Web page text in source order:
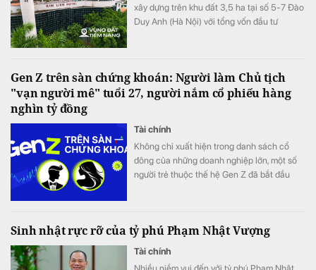
xây dựng trên khu đất 3,5 ha tại số 5-7 Đào
Duy Anh (Hà Nội) với tổng vốn đầu tư
án đề xuất.
Gen Z trên sàn chứng khoán: Người làm Chủ tịch
"vạn người mê" tuổi 27, người nắm cổ phiếu hàng
nghìn tỷ đồng
Tài chính
Không chỉ xuất hiện trong danh sách cổ
đông của những doanh nghiệp lớn, một số
người trẻ thuộc thế hệ Gen Z đã bắt đầu
Sinh nhật rực rỡ của tỷ phú Phạm Nhật Vượng
Tài chính